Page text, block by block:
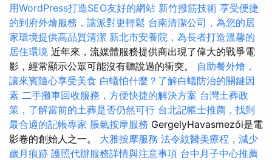
用WordPress打造SEO友好的網站 新竹撥筋技術 享受便捷
的到府外燴服務，讓派對更輕鬆 台南清潔公司，為您的居
家環境提供高品質清潔 新北市安養院，為長者打造溫馨的
居住環境 近年來，流媒體服務提供商出現了偉大的戰爭電
影，經常顯示公眾可能沒有聽說過的衝突。 自助餐外燴，
讓來賓隨心享受美食 白蟻怕什麼？了解白蟻防治的關鍵因
素 二手攤車回收服務，方便快捷的解決方案 台灣土葬政
策，了解當前的土葬是否仍然可行 台北記帳士推薦，找到
最合適的記帳專家 脹氣按摩服務 GergelyHavasmezői是電
影卷的創始人之一。 大雅按摩服務 法令紋醫美療程，減少
歲月痕跡 護照代辦服務詳情與注意事項 台中月子中心推薦